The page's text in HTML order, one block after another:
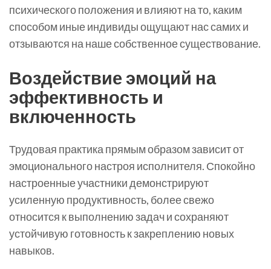
психического положения и влияют на то, каким
способом иные индивиды ощущают нас самих и
отзываются на наше собственное существование.
Воздействие эмоций на
эффективность и
включенность
Трудовая практика прямым образом зависит от
эмоционального настроя исполнителя. Спокойно
настроенные участники демонстрируют
усиленную продуктивность, более свежо
относится к выполнению задач и сохраняют
устойчивую готовность к закреплению новых
навыков.